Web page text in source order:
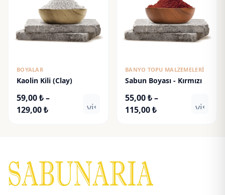
BOYALAR
Kaolin Kili (Clay)
59,00₺–
129,00₺Fiyat
visibility
BANYO TOPU MALZEMELERI
Sabun Boyası - Kırmızı
55,00₺–
115,00₺Fiyat